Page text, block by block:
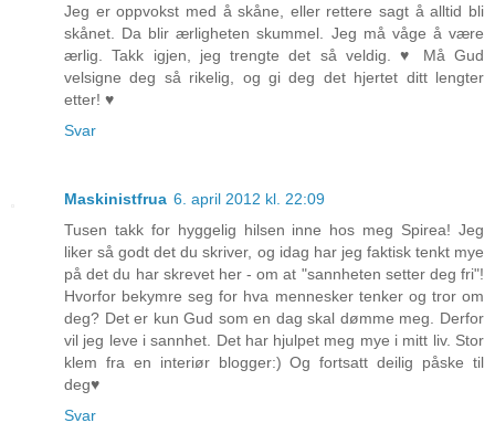
Jeg er oppvokst med å skåne, eller rettere sagt å alltid bli
skånet. Da blir ærligheten skummel. Jeg må våge å være
ærlig. Takk igjen, jeg trengte det så veldig. ♥ Må Gud
velsigne deg så rikelig, og gi deg det hjertet ditt lengter
etter! ♥
Svar
Maskinistfrua 6. april 2012 kl. 22:09
Tusen takk for hyggelig hilsen inne hos meg Spirea! Jeg
liker så godt det du skriver, og idag har jeg faktisk tenkt mye
på det du har skrevet her - om at "sannheten setter deg fri"!
Hvorfor bekymre seg for hva mennesker tenker og tror om
deg? Det er kun Gud som en dag skal dømme meg. Derfor
vil jeg leve i sannhet. Det har hjulpet meg mye i mitt liv. Stor
klem fra en interiør blogger:) Og fortsatt deilig påske til
deg♥
Svar